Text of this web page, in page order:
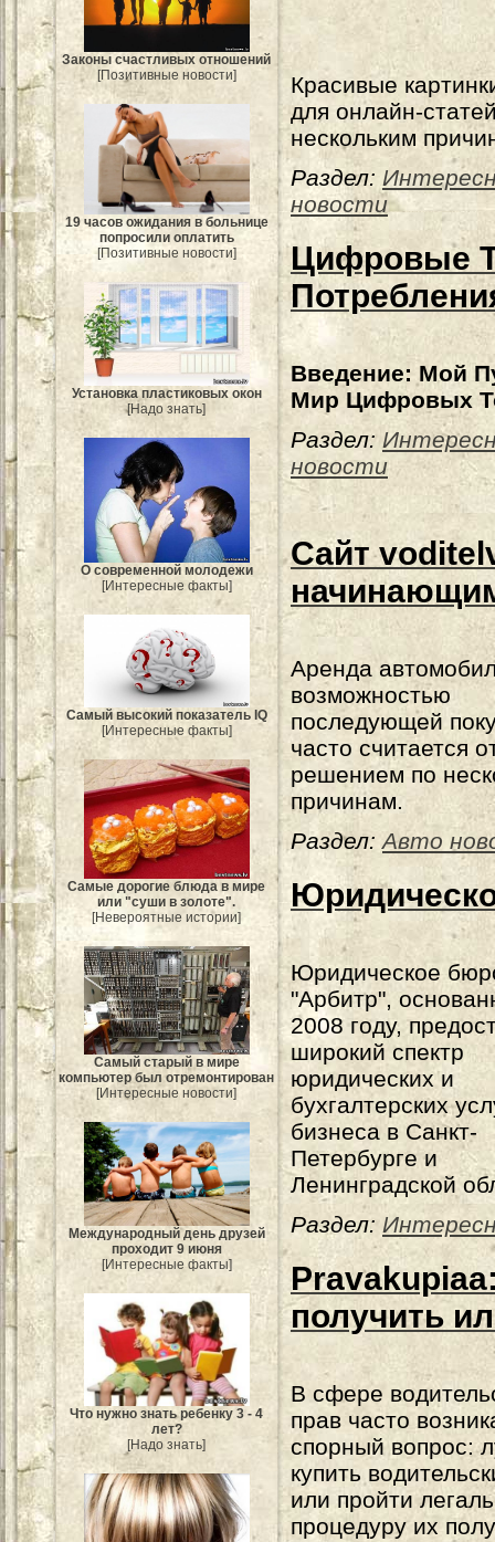
Законы счастливых отношений
[Позитивные новости]
19 часов ожидания в больнице
попросили оплатить
[Позитивные новости]
Установка пластиковых окон
[Надо знать]
О современной молодежи
[Интересные факты]
Самый высокий показатель IQ
[Интересные факты]
Самые дорогие блюда в мире
или "суши в золоте".
[Невероятные истории]
Самый старый в мире
компьютер был отремонтирован
[Интересные новости]
Международный день друзей
проходит 9 июня
[Интересные факты]
Что нужно знать ребенку 3 - 4
лет?
[Надо знать]
Красивые
для онлайн-
нескольким
Раздел:
новости
Цифровые
Введение: Мой
Мир Цифровых
Раздел:
новости
Сайт
Аренда
возможностью
последующей
часто считается
решением по
причинам.
Раздел: Авто
Юридическое
"Арбитр",
2008 году,
широкий спектр
юридических и
бухгалтерских
бизнеса в Санкт-
Петербурге и
Ленинградской
Раздел:
получить
В сфере
прав часто
спорный вопрос:
купить
или пройти
процедуру их